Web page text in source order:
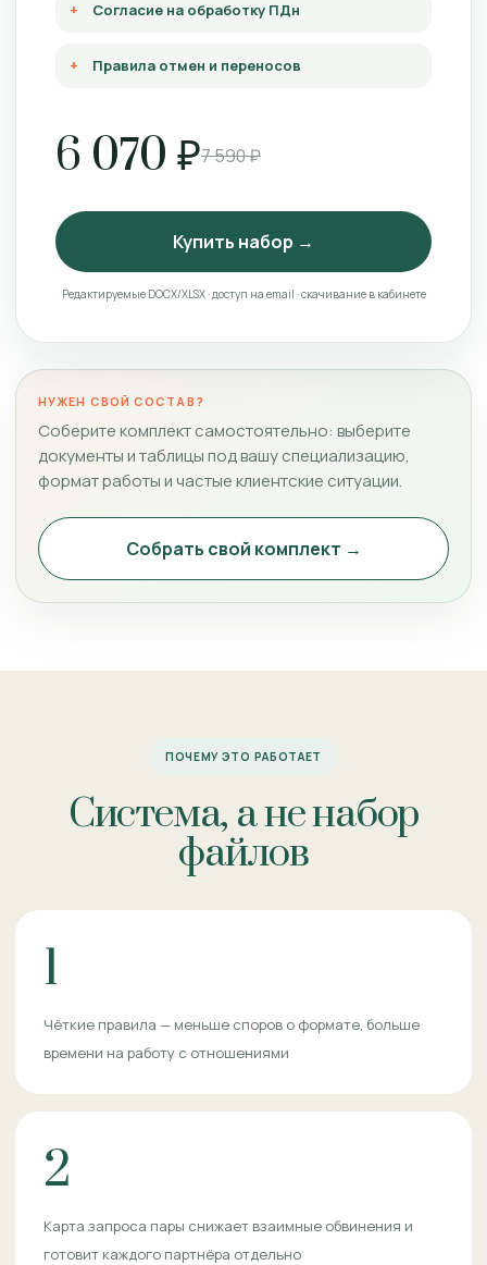
Согласие на обработку ПДн
Правила отмен и переносов
6 070 ₽7 590 ₽
Купить набор →
Редактируемые DOCX/XLSX · доступ на email · скачивание в кабинете
НУЖЕН СВОЙ СОСТАВ?
Соберите комплект самостоятельно: выберите
документы и таблицы под вашу специализацию,
формат работы и частые клиентские ситуации.
Собрать свой комплект →
ПОЧЕМУ ЭТО РАБОТАЕТ
Система, а не набор
файлов
1
Чёткие правила — меньше споров о формате, больше
времени на работу с отношениями
2
Карта запроса пары снижает взаимные обвинения и
готовит каждого партнёра отдельно